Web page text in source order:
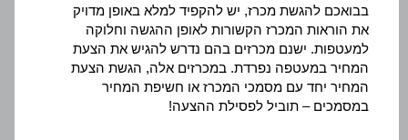
בבואכם להגשת מכרז, יש להקפיד למלא באופן מדויק
את הוראות המכרז הקשורות לאופן ההגשה וחלוקה
למעטפות. ישנם מכרזים בהם נדרש להגיש את הצעת
המחיר במעטפה נפרדת. במכרזים אלה, הגשת הצעת
המחיר יחד עם מסמכי המכרז או חשיפת המחיר
במסמכים – תוביל לפסילת ההצעה!